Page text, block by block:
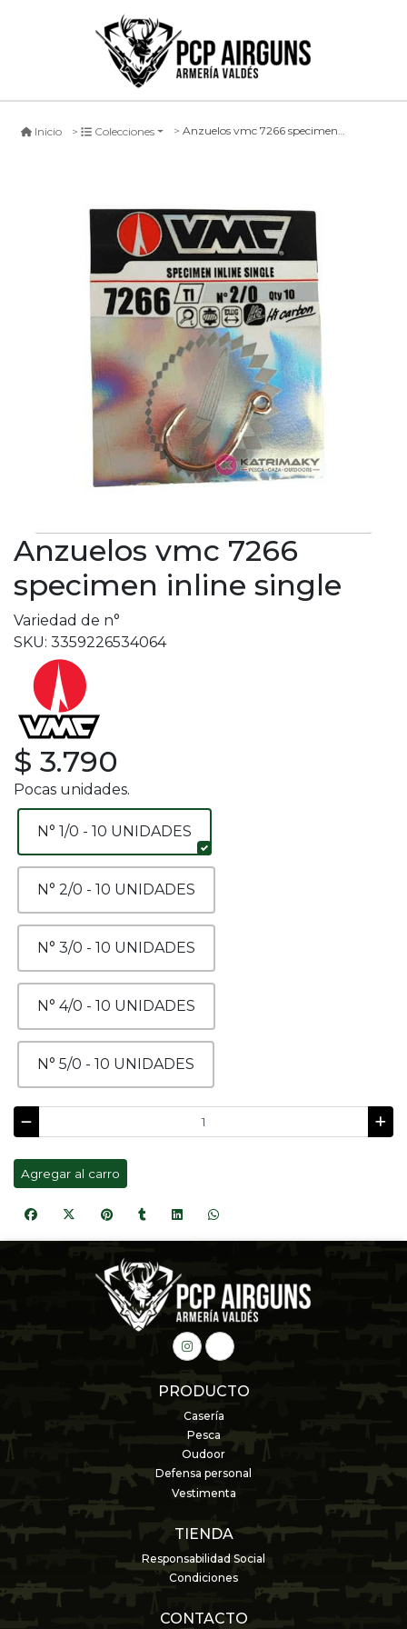
Inicio Colecciones Anzuelos vmc 7266 specimen inline single
Anzuelos vmc 7266
specimen inline single
Variedad de n°
SKU: 3359226534064
$ 3.790
Pocas unidades.
N° 1/0 - 10 UNIDADES
N° 2/0 - 10 UNIDADES
N° 3/0 - 10 UNIDADES
N° 4/0 - 10 UNIDADES
N° 5/0 - 10 UNIDADES
Agregar al carro
PRODUCTO
Casería
Pesca
Oudoor
Defensa personal
Vestimenta
TIENDA
Responsabilidad Social
Condiciones
CONTACTO